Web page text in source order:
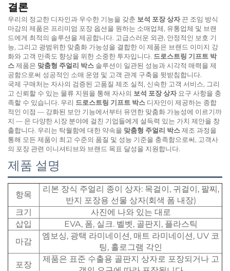
결론
우리의 정교한 디자인과 우수한 기능을 갖춘 보석 포장 상자끈 조임 방식
마감의 제품은 프리미엄 포장 옵션을 원하는 소매업체, 유통업체 및 브랜
드에게 최적의 솔루션을 제공합니다. 고급스러운 외관, 안정적인 보호 기
능, 그리고 광범위한 맞춤화 가능성을 결합한 이 제품은 브랜드 이미지 강
화와 고객 만족도 향상을 위한 소중한 투자입니다. 드로스트링 기프트 박
스제품은 맞춤형 주얼리 박스 솔루션이 일관된 성능과 시각적 매력을 제
공함으로써 성공적인 소매 운영 및 고객 관계 구축을 뒷받침합니다.
국제 구매처는 자사의 검증된 고품질 제조 실적, 신속한 고객 서비스, 그리
고 신뢰할 수 있는 물류 지원을 통해 자사의 보석 포장 상자 요구 사항을 충
족할 수 있습니다. 우리 드로스트링 기프트 박스 디자인이 제공하는 종합
적인 이점 — 강화된 보안 기능에서부터 유연한 맞춤화 가능성에 이르기까
지 — 은 다양한 시장 분야에 걸친 기업들에게 설득력 있는 가치 제안을 창
출합니다. 우리는 탁월함에 대한 약속을 맞춤형 주얼리 박스제조 과정을
통해 모든 제품이 최고 수준의 품질 및 성능 기준을 충족함으로써, 고객사
의 포장 관련 이니셔티브와 브랜드 목표 달성을 지원합니다.
제품 설명
항목
리본 장식 주얼리 종이 상자: 목걸이, 귀걸이, 팔찌,
반지 포장용 선물 상자(회색 폼 내장)
크기
사진에 나와 있는 대로
삽입
EVA, 폼, 실크. 벨벳, 골판지, 플라스틱
마감
엠보싱, 광택 라미네이션, 매트 라미네이션, UV 코
팅, 홀로그램 각인
포장
제품은 표준 수출용 골판지 상자로 포장되거나 고